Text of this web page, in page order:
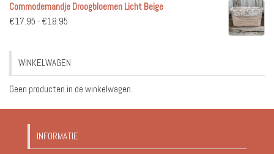
tot
Commodemandje Droogbloemen Licht Beige
€17.95 - €18.95
€18.95
WINKELWAGEN
Geen producten in de winkelwagen.
INFORMATIE